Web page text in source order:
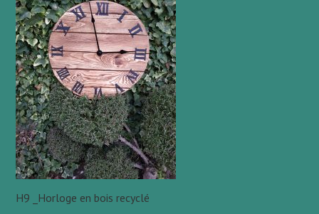
H9 _Horloge en bois recyclé